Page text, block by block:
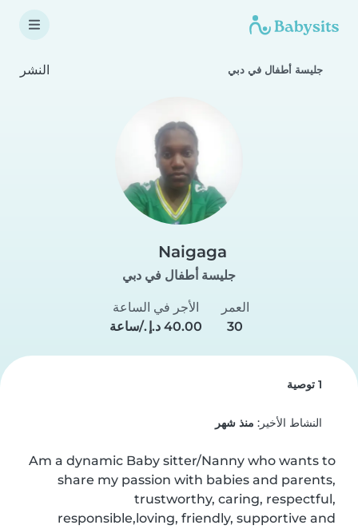
جليسة أطفال في دبي النشر
Naigaga
جليسة أطفال في دبي
العمر
30
الأجر في الساعة
النشاط الأخير: منذ شهر
Am a dynamic Baby sitter/Nanny who wants to
share my passion with babies and parents,
trustworthy, caring, respectful,
responsible,loving, friendly, supportive and